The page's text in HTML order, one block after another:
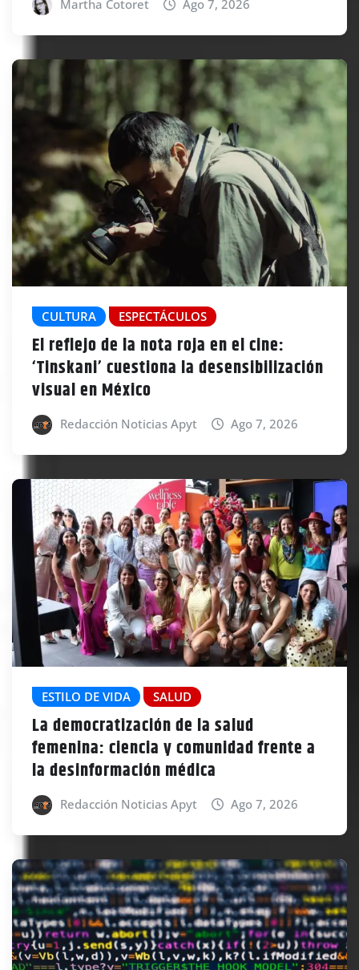
Martha Cotoret Ago 7, 2026
CULTURA ESPECTÁCULOS
El reflejo de la nota roja en el cine:
‘Tinskani’ cuestiona la desensibilización
visual en México
Redacción Noticias Apyt Ago 7, 2026
ESTILO DE VIDA SALUD
La democratización de la salud
femenina: ciencia y comunidad frente a
la desinformación médica
Redacción Noticias Apyt Ago 7, 2026